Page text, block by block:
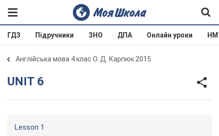
ГДЗ Підручники ЗНО ДПА Онлайн уроки
Англійська мова 4 клас О. Д. Карпюк 2015
UNIT 6
Lesson 1